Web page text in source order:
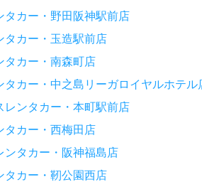
タカー・野田阪神駅前店
タカー・玉造駅前店
タカー・南森町店
タカー・中之島リーガロイヤルホテル
レンタカー・本町駅前店
タカー・西梅田店
ンタカー・阪神福島店
タカー・靭公園西店